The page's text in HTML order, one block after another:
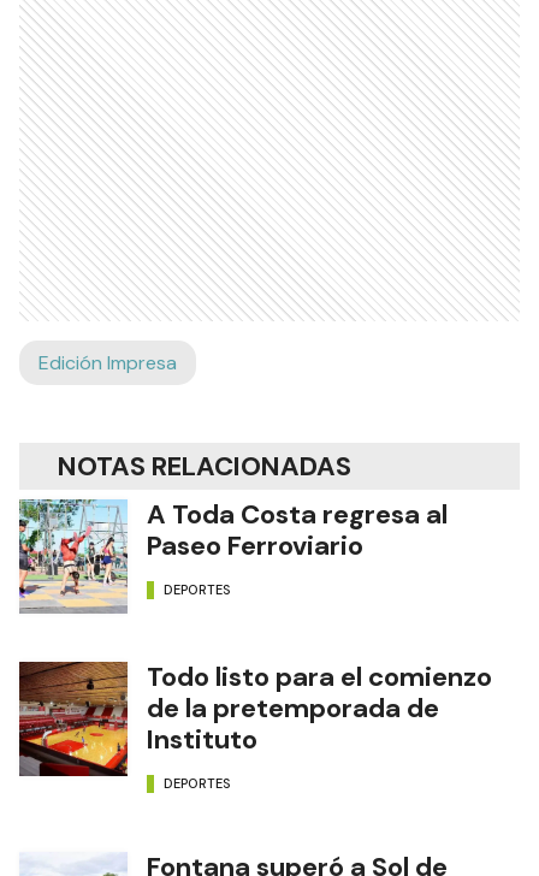
Edición Impresa
NOTAS RELACIONADAS
A Toda Costa regresa al
Paseo Ferroviario
DEPORTES
Todo listo para el comienzo
de la pretemporada de
Instituto
DEPORTES
Fontana superó a Sol de